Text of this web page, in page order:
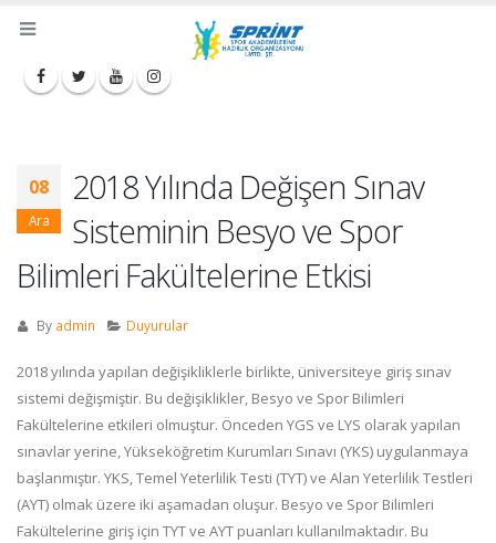
08
Ara
2018 Yılında Değişen Sınav
Sisteminin Besyo ve Spor
Bilimleri Fakültelerine Etkisi
By admin Duyurular
2018 yılında yapılan değişikliklerle birlikte, üniversiteye giriş sınav
sistemi değişmiştir. Bu değişiklikler, Besyo ve Spor Bilimleri
Fakültelerine etkileri olmuştur. Önceden YGS ve LYS olarak yapılan
sınavlar yerine, Yükseköğretim Kurumları Sınavı (YKS) uygulanmaya
başlanmıştır. YKS, Temel Yeterlilik Testi (TYT) ve Alan Yeterlilik Testleri
(AYT) olmak üzere iki aşamadan oluşur. Besyo ve Spor Bilimleri
Fakültelerine giriş için TYT ve AYT puanları kullanılmaktadır. Bu